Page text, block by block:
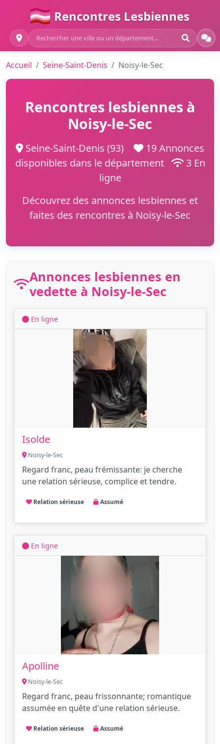
Rencontres Lesbiennes
Accueil Seine-Saint-Denis Noisy-le-Sec
Rencontres lesbiennes à
Noisy-le-Sec
Seine-Saint-Denis (93)
19 Annonces
disponibles dans le département
3 En
ligne
Découvrez des annonces lesbiennes et
faites des rencontres à Noisy-le-Sec
Annonces lesbiennes en
vedette à Noisy-le-Sec
En ligne
Isolde
Noisy-le-Sec
Regard franc, peau frémissante: je cherche
une relation sérieuse, complice et tendre.
Relation sérieuse Assumé
En ligne
Apolline
Noisy-le-Sec
Regard franc, peau frissonnante; romantique
assumée en quête d'une relation sérieuse.
Relation sérieuse Assumé